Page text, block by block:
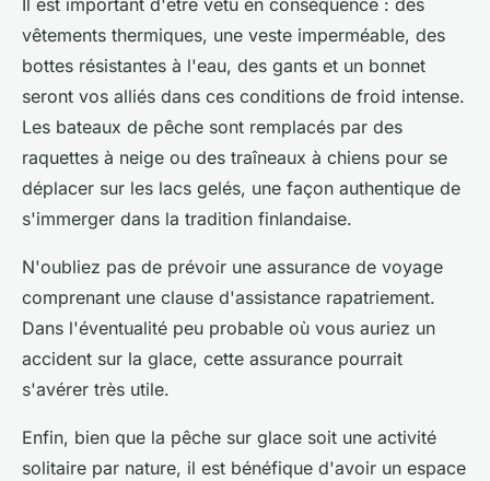
Il est important d'être vêtu en conséquence : des
vêtements thermiques, une veste imperméable, des
bottes résistantes à l'eau, des gants et un bonnet
seront vos alliés dans ces conditions de froid intense.
Les bateaux de pêche sont remplacés par des
raquettes à neige ou des traîneaux à chiens pour se
déplacer sur les lacs gelés, une façon authentique de
s'immerger dans la tradition finlandaise.
N'oubliez pas de prévoir une assurance de voyage
comprenant une clause d'assistance rapatriement.
Dans l'éventualité peu probable où vous auriez un
accident sur la glace, cette assurance pourrait
s'avérer très utile.
Enfin, bien que la pêche sur glace soit une activité
solitaire par nature, il est bénéfique d'avoir un espace